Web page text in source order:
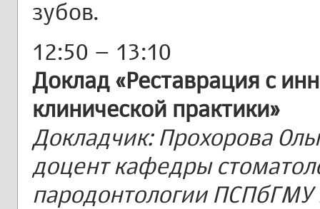
зубов.
12:50 – 13:10
Доклад «Реставрация с
клинической практики»
Докладчик: Прохорова
доцент кафедры
пародонтологии ПСПбГМУ